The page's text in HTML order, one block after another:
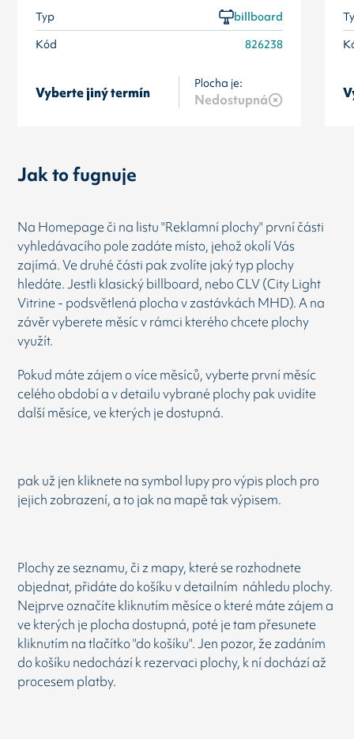
Typ
billboard
Kód
826238
Vyberte jiný termín
Plocha je:
Nedostupná
Jak to fugnuje
Na Homepage či na listu "Reklamní plochy" první části
vyhledávacího pole zadáte místo, jehož okolí Vás
zajímá. Ve druhé části pak zvolíte jaký typ plochy
hledáte. Jestli klasický billboard, nebo CLV (City Light
Vitrine - podsvětlená plocha v zastávkách MHD). A na
závěr vyberete měsíc v rámci kterého chcete plochy
využít.
Pokud máte zájem o více měsíců, vyberte první měsíc
celého období a v detailu vybrané plochy pak uvidíte
další měsíce, ve kterých je dostupná.
pak už jen kliknete na symbol lupy pro výpis ploch pro
jejich zobrazení, a to jak na mapě tak výpisem.
Plochy ze seznamu, či z mapy, které se rozhodnete
objednat, přidáte do košíku v detailním náhledu plochy.
Nejprve označíte kliknutím měsíce o které máte zájem a
ve kterých je plocha dostupná, poté je tam přesunete
kliknutím na tlačítko "do košíku". Jen pozor, že zadáním
do košíku nedochází k rezervaci plochy, k ní dochází až
procesem platby.